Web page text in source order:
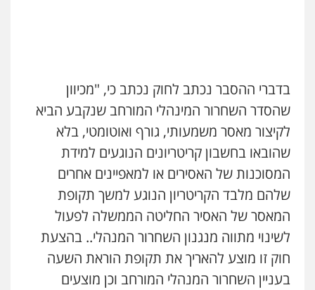
בדברי ההסבר נכתב לחוק נכתב כי, "מכיוון
שהסדר השחרור המינהלי המורחב שנקבע הביא
לקיצור מאסר משמעותי, גורף ואוטומטי, בלא
שהובאו בחשבון קריטריונים הנוגעים למידת
המסוכנות של האסירים או למאפיינים אחרים
שלהם מלבד הקריטריון הנוגע למשך תקופת
המאסר של האסיר החליטה הממשלה לפעול
לשינוי מתווה מנגנון השחרור המנהלי.. בהצעת
חוק זו מוצע להאריך את תקופת הוראת השעה
בעניין השחרור המנהלי המורחב וכן מוצעים